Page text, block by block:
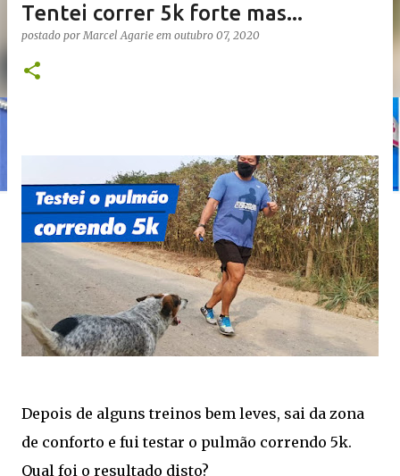
Tentei correr 5k forte mas...
postado porMarcel Agarie em outubro 07, 2020
Depois de alguns treinos bem leves, sai da zona
de conforto e fui testar o pulmão correndo 5k.
Qual foi o resultado disto?